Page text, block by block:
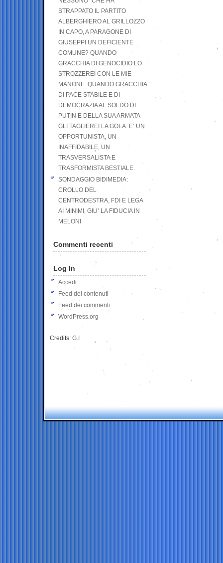
STRAPPATO IL PARTITO
ALBERGHIERO AL GRILLOZZO
IN CAPO, A PARAGONE DI
GIUSEPPI UN DEFICIENTE
COMUNE? QUANDO
GRACCHIA DI GENOCIDIO LO
STROZZEREI CON LE MIE
MANONE. QUANDO GRACCHIA
DI PACE STABILE E DI
DEMOCRAZIA AL SOLDO DI
PUTIN E DELLA SUA ARMATA
GLI TAGLIEREI LA GOLA: E’ UN
OPPORTUNISTA, UN
INAFFIDABILE, UN
TRASVERSALISTA E
TRASFORMISTA BESTIALE.
SONDAGGIO BIDIMEDIA:
CROLLO DEL
CENTRODESTRA, FDI E LEGA
AI MINIMI, GIU’ LA FIDUCIA IN
MELONI
Commenti recenti
Log In
Accedi
Feed dei contenuti
Feed dei commenti
WordPress.org
Credits: G.I